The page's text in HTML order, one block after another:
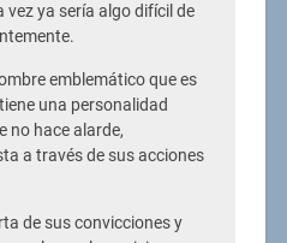
ya sería algo difícil de
emblemático que es
una personalidad
no hace alarde,
a través de sus acciones
de sus convicciones y